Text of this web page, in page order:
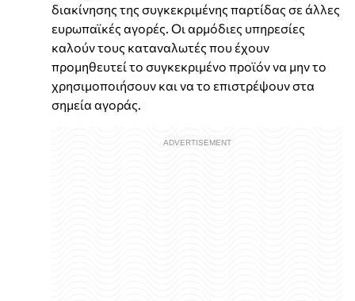
διακίνησης της συγκεκριμένης παρτίδας σε άλλες
ευρωπαϊκές αγορές. Οι αρμόδιες υπηρεσίες
καλούν τους καταναλωτές που έχουν
προμηθευτεί το συγκεκριμένο προϊόν να μην το
χρησιμοποιήσουν και να το επιστρέψουν στα
σημεία αγοράς.